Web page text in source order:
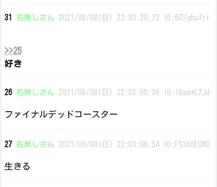
31 名無しさん 2021/08/08(日) 22:03:20.72 ID:6OIgbu7rr
>>25
好き
26 名無しさん 2021/08/08(日) 22:02:55.09 ID:l8ee+L7Jd
ファイナルデッドコースター
27 名無しさん 2021/08/08(日) 22:03:08.54 ID:FS3X6E0W0
生きる